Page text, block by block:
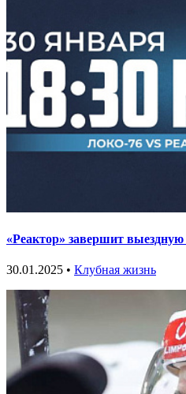
«Реактор» завершит
30.01.2025 • Клубная жизнь